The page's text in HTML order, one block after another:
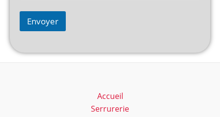
Envoyer
Accueil
Serrurerie